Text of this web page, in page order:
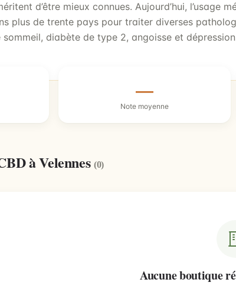
d’être mieux connues. Aujourd’hui, l’usage
plus de trente pays pour traiter diverses
sommeil, diabète de type 2, angoisse et
—
Note moyenne
à Velennes(0)
Aucune boutique